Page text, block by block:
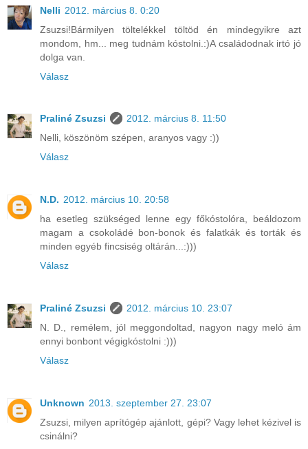
Nelli 2012. március 8. 0:20
Zsuzsi!Bármilyen töltelékkel töltöd én mindegyikre azt
mondom, hm... meg tudnám kóstolni.:)A családodnak irtó jó
dolga van.
Válasz
Praliné Zsuzsi
2012. március 8. 11:50
Nelli, köszönöm szépen, aranyos vagy :))
Válasz
N.D. 2012. március 10. 20:58
ha esetleg szükséged lenne egy főkóstolóra, beáldozom
magam a csokoládé bon-bonok és falatkák és torták és
minden egyéb fincsiség oltárán...:)))
Válasz
Praliné Zsuzsi
2012. március 10. 23:07
N. D., remélem, jól meggondoltad, nagyon nagy meló ám
ennyi bonbont végigkóstolni :)))
Válasz
Unknown 2013. szeptember 27. 23:07
Zsuzsi, milyen aprítógép ajánlott, gépi? Vagy lehet kézivel is
csinálni?